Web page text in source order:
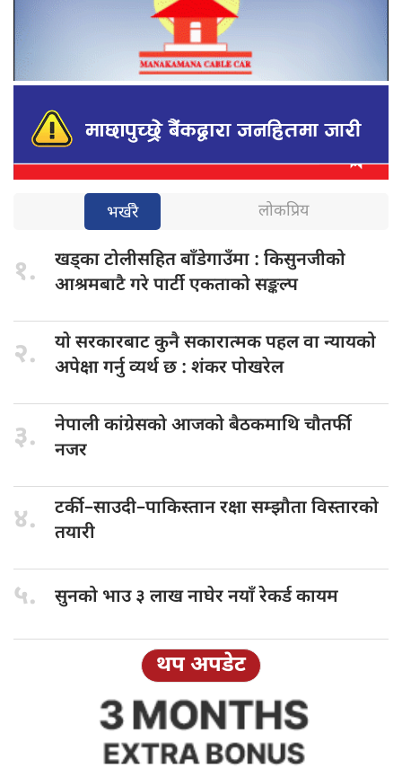
भर्खरै लोकप्रिय
१. खड्का टोलीसहितबाँडेगाउँमा : किसुनजीको
आश्रमबाटै गरे पार्टी एकताको सङ्कल्प
२. याे सरकारबाटकुनै सकारात्मक पहल वा न्यायको
अपेक्षा गर्नु व्यर्थ छ : शंकर पोखरेल
३. नेपाली कांग्रेसकोआजको बैठकमाथि चौतर्फी
नजर
४. टर्की–साउदी–पाकिस्तान रक्षासम्झौता विस्तारको
तयारी
५. सुनको भाउ३ लाख नाघेर नयाँ रेकर्ड कायम
थप अपडेट